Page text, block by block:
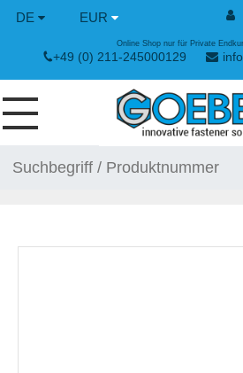
DE EUR
+49 (0) 211-245000129
Online Shop nur für Private
SCHRAUBEN